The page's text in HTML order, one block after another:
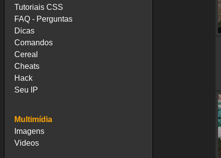
Tutoriais CSS
FAQ - Perguntas
Dicas
Comandos
Cereal
Cheats
Hack
Seu IP
Multimídia
Imagens
Videos